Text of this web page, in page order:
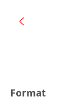
Format